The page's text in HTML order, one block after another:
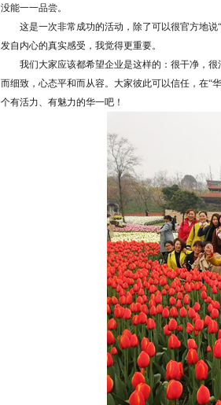
没能一一品尝。
这是一次非常成功的活动，除了可以很官方地
发自内心的真实感受，我觉得更重要。
我们大家应该都希望企业是这样的：很干净，
而细致，心态平和而从容。大家彼此可以信任，在“
个有活力、有魅力的华一吧！